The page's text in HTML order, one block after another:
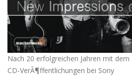
Nach 20 erfolgreichen Jahren mit
CD-VerÃ¶ffentlichungen bei Sony